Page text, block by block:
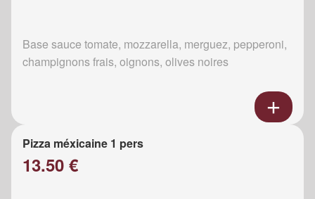
Base sauce tomate, mozzarella, merguez, pepperoni,
champignons frais, oignons, olives noires
Pizza méxicaine 1 pers
13.50 €